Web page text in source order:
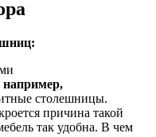
столешницы.
причина такой
так удобна. В чем